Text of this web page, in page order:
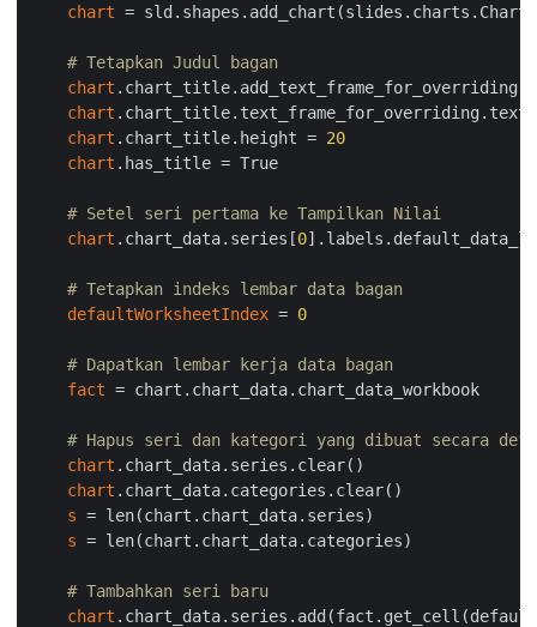
chart =
# Tetapkan Judul bagan
chart .chart_title.add_text_frame_for_overriding(
chart
chart .chart_title.height = 20
chart .has_title = True
# Setel seri pertama ke Tampilkan Nilai
chart .chart_data.series[0
# Tetapkan indeks lembar data bagan
defaultWorksheetIndex = 0
# Dapatkan lembar kerja data bagan
fact = chart.chart_data.chart_data_workbook
# Hapus seri dan kategori yang dibuat secara
chart .chart_data.series.clear()
chart .chart_data.categories.clear()
s = len(chart.chart_data.series)
s = len(chart.chart_data.categories)
# Tambahkan seri baru
chart